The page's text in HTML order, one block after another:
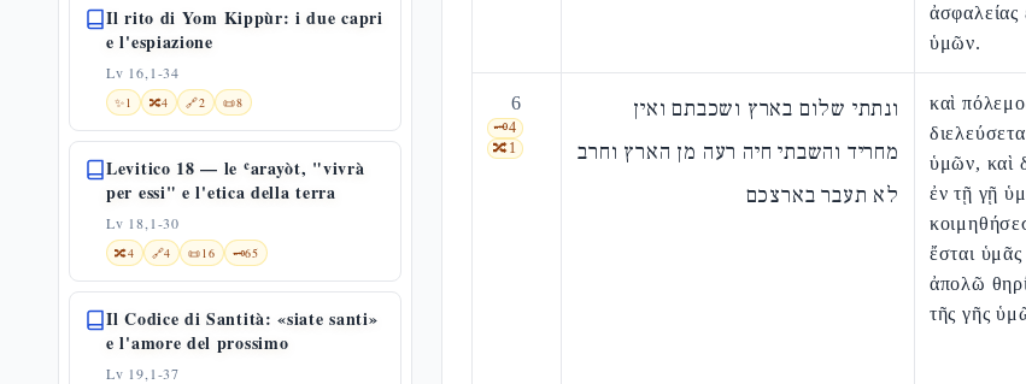
Il rito di Yom Kippùr: i due capri
e l'espiazione
Lv 16,1-34
✨1 🔀4 🔗2 📜8
Levitico 18 — le ʿarayòt, "vivrà
per essi" e l'etica della terra
Lv 18,1-30
🔀4 🔗4 📜16 🗝️65
Il Codice di Santità: «siate santi»
e l'amore del prossimo
Lv 19,1-37
ἀσφαλείας
ὑμῶν.
6
🗝️4
🔀1
ונתתי שלום בארץ ושכבתם ואין
מחריד והשבתי חיה רעה מן הארץ וחרב
לא תעבר בארצכם
καὶ
ὑμῶν, καὶ
ἐν τῇ γῇ
ἔσται
ἀπολῶ
τῆς γῆς